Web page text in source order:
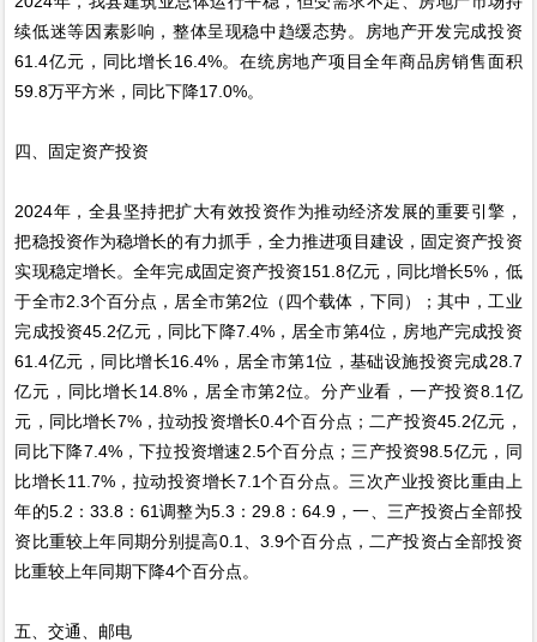
续低迷等因素影响，整体呈现稳中趋缓态势。房地产开发完成投资
61.4亿元，同比增长16.4%。在统房地产项目全年商品房销售面积
59.8万平方米，同比下降17.0%。
四、固定资产投资
2024年，全县坚持把扩大有效投资作为推动经济发展的重要引擎，
把稳投资作为稳增长的有力抓手，全力推进项目建设，固定资产投资
实现稳定增长。全年完成固定资产投资151.8亿元，同比增长5%，低
于全市2.3个百分点，居全市第2位（四个载体，下同）；其中，工业
完成投资45.2亿元，同比下降7.4%，居全市第4位，房地产完成投资
61.4亿元，同比增长16.4%，居全市第1位，基础设施投资完成28.7
亿元，同比增长14.8%，居全市第2位。分产业看，一产投资8.1亿
元，同比增长7%，拉动投资增长0.4个百分点；二产投资45.2亿元，
同比下降7.4%，下拉投资增速2.5个百分点；三产投资98.5亿元，同
比增长11.7%，拉动投资增长7.1个百分点。三次产业投资比重由上
年的5.2：33.8：61调整为5.3：29.8：64.9，一、三产投资占全部投
资比重较上年同期分别提高0.1、3.9个百分点，二产投资占全部投资
比重较上年同期下降4个百分点。
五、交通、邮电